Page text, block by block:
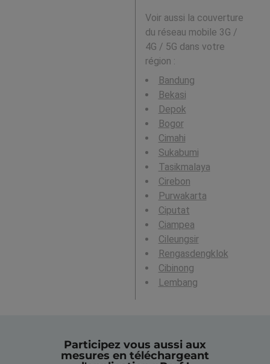
Voir aussi la couverture
du réseau mobile 3G /
4G / 5G dans votre
région :
Bandung
Bekasi
Depok
Bogor
Cimahi
Sukabumi
Tasikmalaya
Cirebon
Purwakarta
Ciputat
Ciampea
Cileungsir
Rengasdengklok
Cibinong
Lembang
Participez vous aussi aux
mesures en téléchargeant